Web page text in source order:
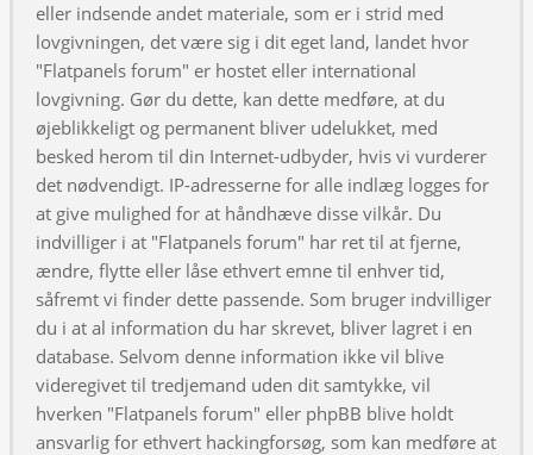
eller indsende andet materiale, som er i strid med
lovgivningen, det være sig i dit eget land, landet hvor
"Flatpanels forum" er hostet eller international
lovgivning. Gør du dette, kan dette medføre, at du
øjeblikkeligt og permanent bliver udelukket, med
besked herom til din Internet-udbyder, hvis vi vurderer
det nødvendigt. IP-adresserne for alle indlæg logges for
at give mulighed for at håndhæve disse vilkår. Du
indvilliger i at "Flatpanels forum" har ret til at fjerne,
ændre, flytte eller låse ethvert emne til enhver tid,
såfremt vi finder dette passende. Som bruger indvilliger
du i at al information du har skrevet, bliver lagret i en
database. Selvom denne information ikke vil blive
videregivet til tredjemand uden dit samtykke, vil
hverken "Flatpanels forum" eller phpBB blive holdt
ansvarlig for ethvert hackingforsøg, som kan medføre at